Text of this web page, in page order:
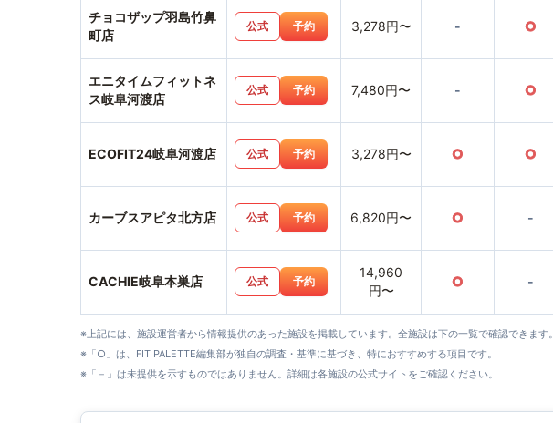
チョコザップ羽島竹鼻
町店
公式 予約 3,278円〜 - ○
エニタイムフィットネ
ス岐阜河渡店
公式 予約 7,480円〜 - ○
ECOFIT24岐阜河渡店 公式 予約 3,278円〜 ○ ○
カーブスアピタ北方店 公式 予約 6,820円〜 ○ -
CACHIE岐阜本巣店 公式 予約
14,960
円〜
○ -
※上記には、施設運営者から情報提供のあった施設を掲載しています。全施設は下の一覧で確認できます。
※「○」は、FIT PALETTE編集部が独自の調査・基準に基づき、特におすすめする項目です。
※「－」は未提供を示すものではありません。詳細は各施設の公式サイトをご確認ください。